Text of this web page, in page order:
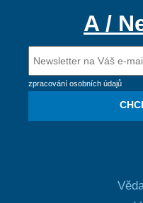
A /
zpracování osobních údajů